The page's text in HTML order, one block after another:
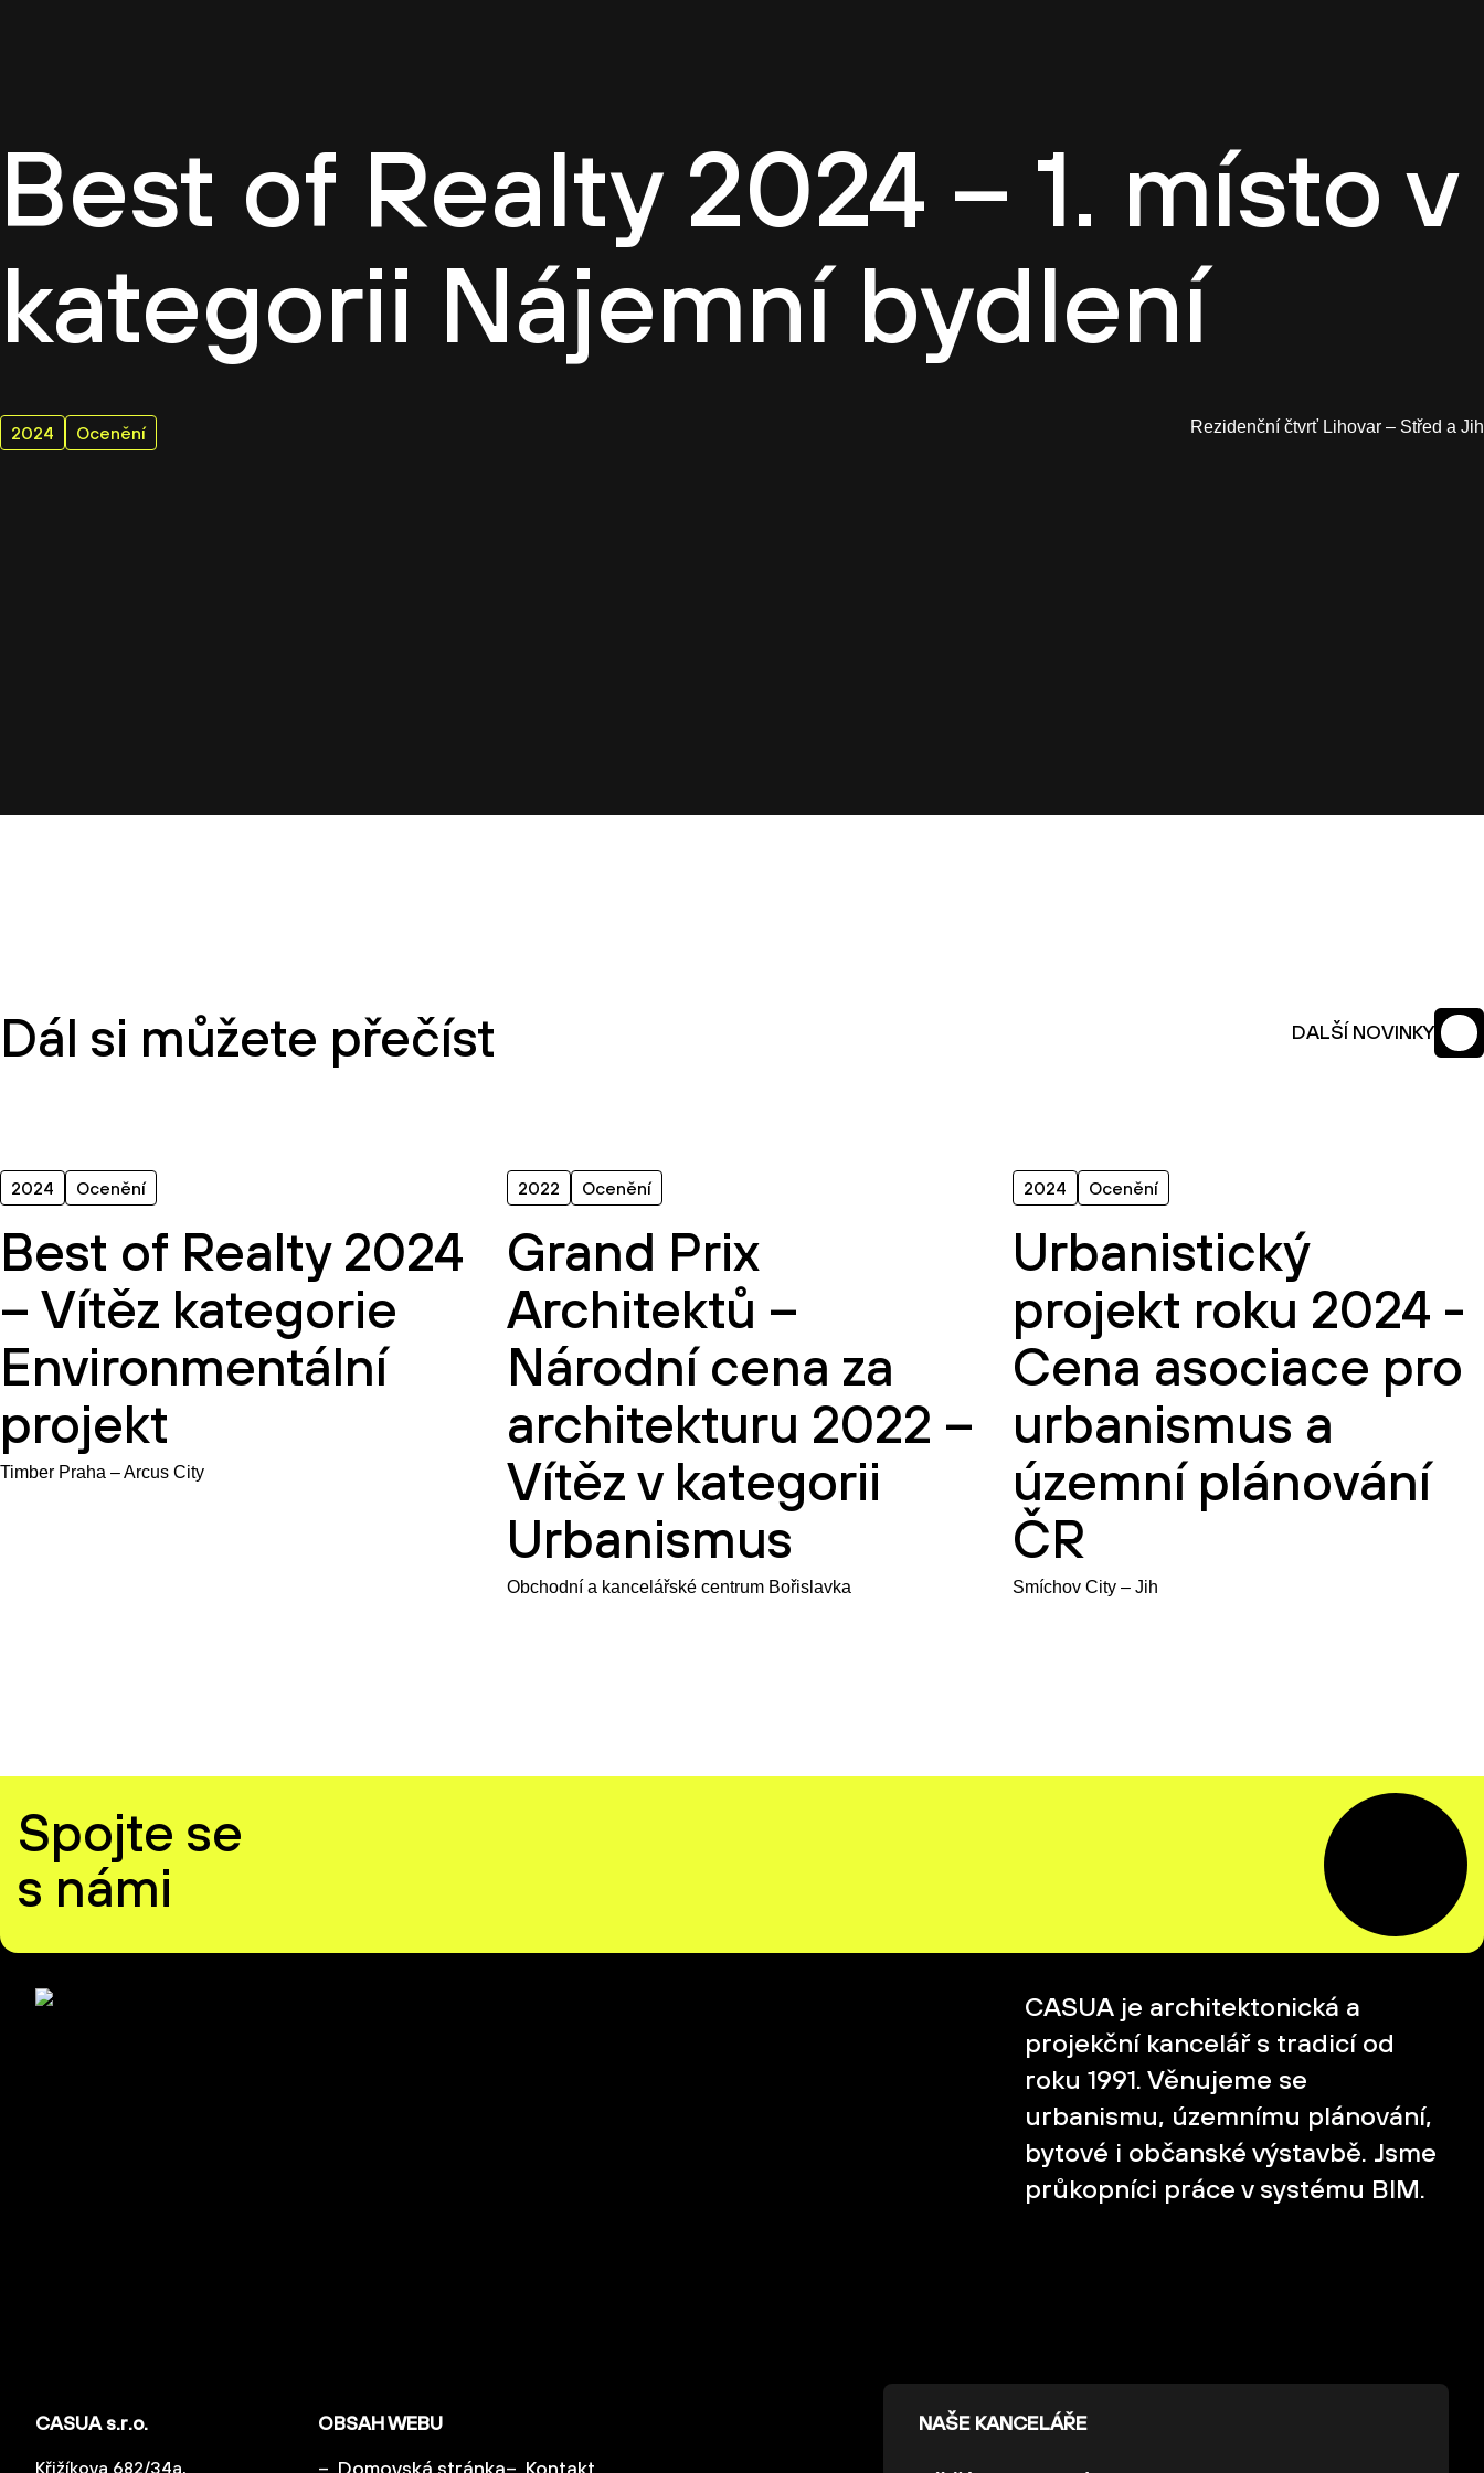
Best of Realty 2024 – 1. místo v
kategorii Nájemní bydlení
2024 Ocenění Rezidenční čtvrť Lihovar – Střed a Jih
Dál si můžete přečíst DALŠÍ NOVINKY
2024 Ocenění
Best of Realty 2024
– Vítěz kategorie
Environmentální
projekt
Timber Praha – Arcus City
2022 Ocenění
Grand Prix
Architektů –
Národní cena za
architekturu 2022 –
Vítěz v kategorii
Urbanismus
Obchodní a kancelářské centrum Bořislavka
2024 Ocenění
Urbanistický
projekt roku 2024 -
Cena asociace pro
urbanismus a
územní plánování
ČR
Smíchov City – Jih
Spojte se
s námi
CASUA je architektonická a
projekční kancelář s tradicí od
roku 1991. Věnujeme se
urbanismu, územnímu plánování,
bytové i občanské výstavbě. Jsme
průkopníci práce v systému BIM.
CASUA s.r.o.
Křižíkova 682/34a,
OBSAH WEBU
Domovská stránka
Kontakt
NAŠE KANCELÁŘE